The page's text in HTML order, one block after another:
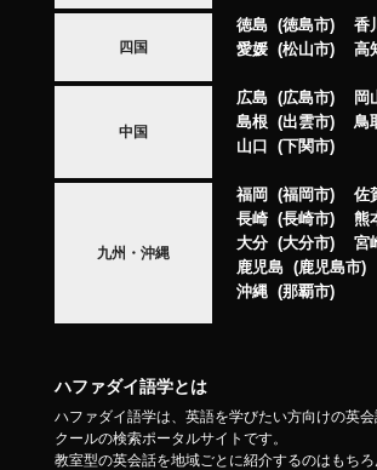
四国
徳島 徳島市 香
愛媛
松山市 高
中国
広島 広島市 岡
島根
出雲市 鳥
山口
下関市
九州・沖縄
福岡 福岡市 佐
長崎
長崎市 熊
大分
大分市 宮
鹿児島
鹿児島市
沖縄
那覇市
ハファダイ語学とは
ハファダイ語学は、英語を学びたい方向けの英
クールの検索ポータルサイトです。
教室型の英会話を地域ごとに紹介するのはもち